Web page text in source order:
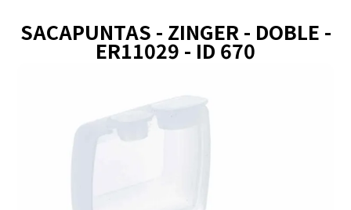
SACAPUNTAS - ZINGER - DOBLE -
ER11029 - ID 670